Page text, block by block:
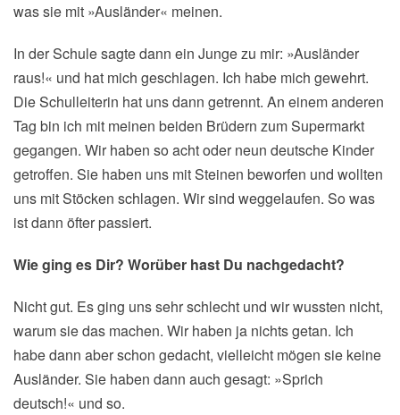
was sie mit »Ausländer« meinen.
In der Schule sagte dann ein Junge zu mir: »Ausländer
raus!« und hat mich geschlagen. Ich habe mich gewehrt.
Die Schulleiterin hat uns dann getrennt. An einem anderen
Tag bin ich mit meinen beiden Brüdern zum Supermarkt
gegangen. Wir haben so acht oder neun deutsche Kinder
getroffen. Sie haben uns mit Steinen beworfen und wollten
uns mit Stöcken schlagen. Wir sind weggelaufen. So was
ist dann öfter passiert.
Wie ging es Dir? Worüber hast Du nachgedacht?
Nicht gut. Es ging uns sehr schlecht und wir wussten nicht,
warum sie das machen. Wir haben ja nichts getan. Ich
habe dann aber schon gedacht, vielleicht mögen sie keine
Ausländer. Sie haben dann auch gesagt: »Sprich
deutsch!« und so.